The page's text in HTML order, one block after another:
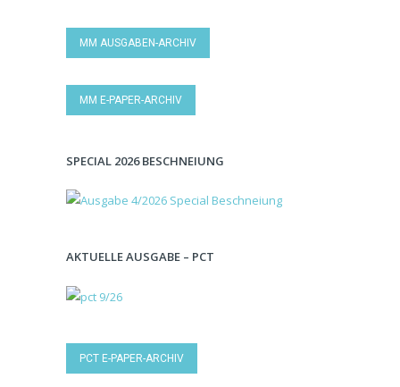
MM AUSGABEN-ARCHIV
MM E-PAPER-ARCHIV
SPECIAL 2026 BESCHNEIUNG
AKTUELLE AUSGABE – PCT
PCT E-PAPER-ARCHIV